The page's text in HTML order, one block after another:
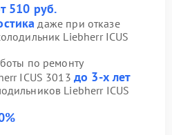
510 руб.
даже при отказе
Liebherr ICUS
по ремонту
ICUS 3013 до 3-х лет
Liebherr ICUS